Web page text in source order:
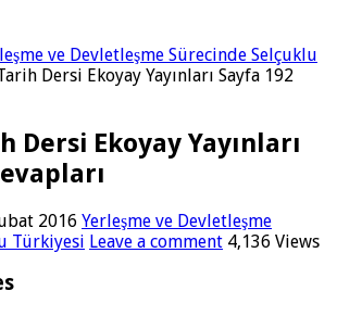
ve Devletleşme Sürecinde Selçuklu
Dersi Ekoyay Yayınları Sayfa 192
Dersi Ekoyay Yayınları
2016 Yerleşme ve Devletleşme
Türkiyesi Leave a comment 4,136 Views